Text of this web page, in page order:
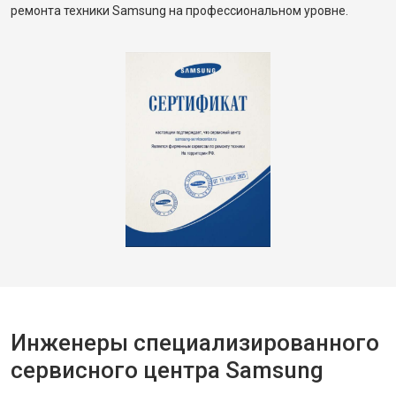
ремонта техники Samsung на профессиональном уровне.
Инженеры специализированного
сервисного центра Samsung